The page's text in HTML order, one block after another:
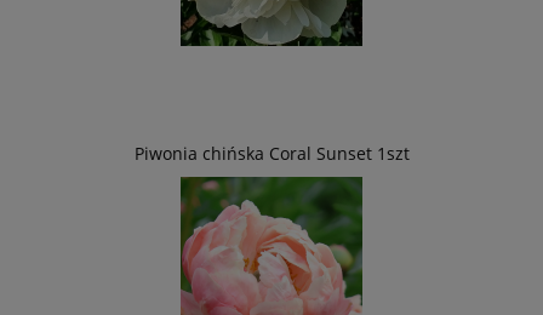
Piwonia chińska Coral Sunset 1szt